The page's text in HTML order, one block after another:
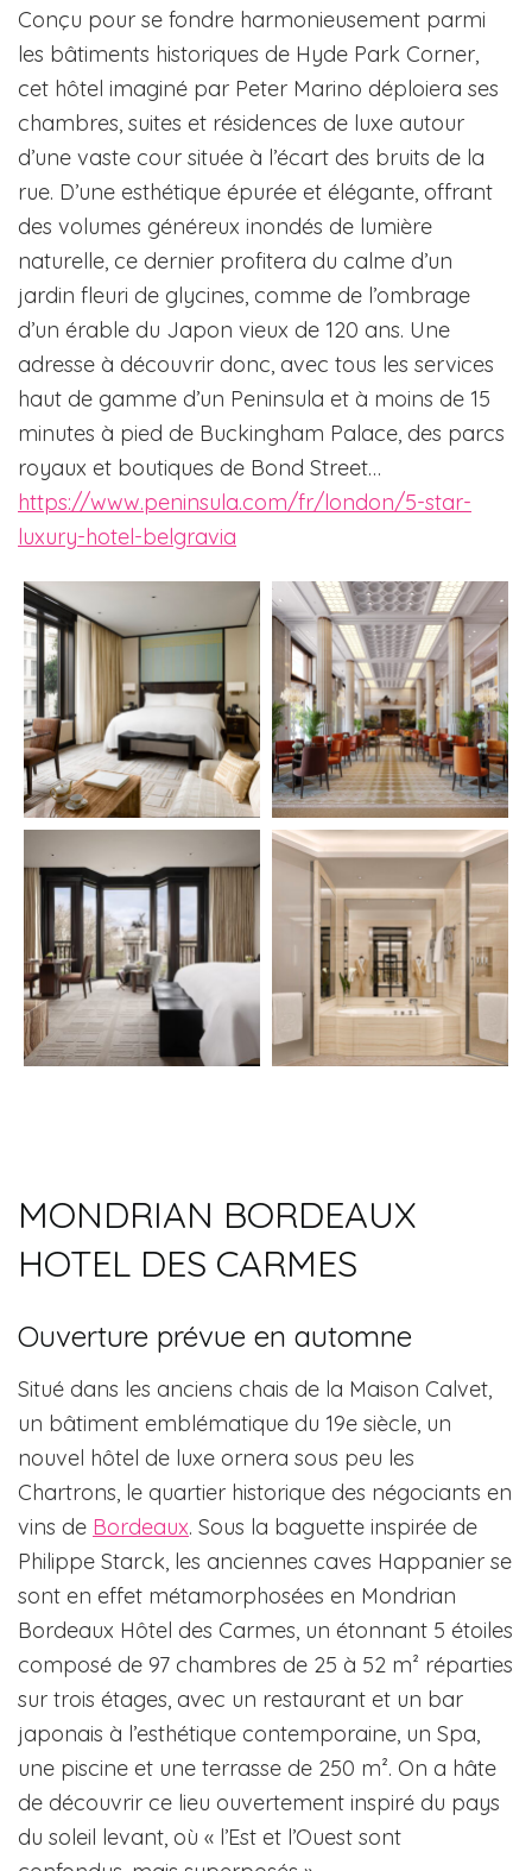
Conçu pour se fondre harmonieusement parmi
les bâtiments historiques de Hyde Park Corner,
cet hôtel imaginé par Peter Marino déploiera ses
chambres, suites et résidences de luxe autour
d’une vaste cour située à l’écart des bruits de la
rue. D’une esthétique épurée et élégante, offrant
des volumes généreux inondés de lumière
naturelle, ce dernier profitera du calme d’un
jardin fleuri de glycines, comme de l’ombrage
d’un érable du Japon vieux de 120 ans. Une
adresse à découvrir donc, avec tous les services
haut de gamme d’un Peninsula et à moins de 15
minutes à pied de Buckingham Palace, des parcs
royaux et boutiques de Bond Street…
https://www.peninsula.com/fr/london/5-star-
luxury-hotel-belgravia
MONDRIAN BORDEAUX
HOTEL DES CARMES
Ouverture prévue en automne
Situé dans les anciens chais de la Maison Calvet,
un bâtiment emblématique du 19e siècle, un
nouvel hôtel de luxe ornera sous peu les
Chartrons, le quartier historique des négociants en
vins de Bordeaux. Sous la baguette inspirée de
Philippe Starck, les anciennes caves Happanier se
sont en effet métamorphosées en Mondrian
Bordeaux Hôtel des Carmes, un étonnant 5 étoiles
composé de 97 chambres de 25 à 52 m² réparties
sur trois étages, avec un restaurant et un bar
japonais à l’esthétique contemporaine, un Spa,
une piscine et une terrasse de 250 m². On a hâte
de découvrir ce lieu ouvertement inspiré du pays
du soleil levant, où « l’Est et l’Ouest sont